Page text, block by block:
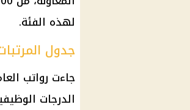
لهذه الفئة.
جدول
جاءت رواتب
الدرجات